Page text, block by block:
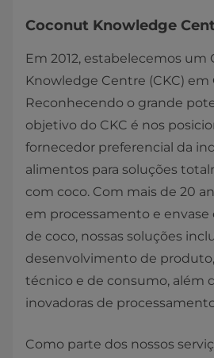
Coconut Knowledge
Em 2012, estabelecemos um
Knowledge Centre (CKC) em
Reconhecendo o grande
objetivo do CKC é nos
fornecedor preferencial da
alimentos para soluções
com coco. Com mais de 20
em processamento e envase
de coco, nossas soluções
desenvolvimento de
técnico e de consumo, além
inovadoras de
Como parte dos nossos